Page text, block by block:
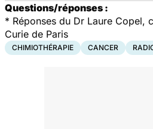
Questions/réponses :
* Réponses du Dr Laure Copel,
Curie de Paris
CHIMIOTHÉRAPIE CANCER